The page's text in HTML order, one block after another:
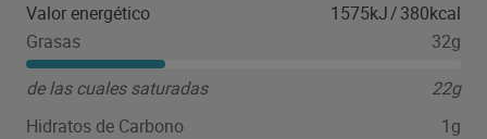
Valor energético 1575kJ/380kcal
Grasas
32g
de las cuales saturadas
22g
Hidratos de Carbono
1g